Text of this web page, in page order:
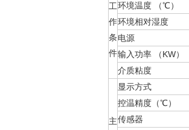
工
作
条
件
环境温度 （℃）
环境相对湿度
电源
输入功率 （KW）
介质粘度
主
显示方式
控温精度（℃）
传感器